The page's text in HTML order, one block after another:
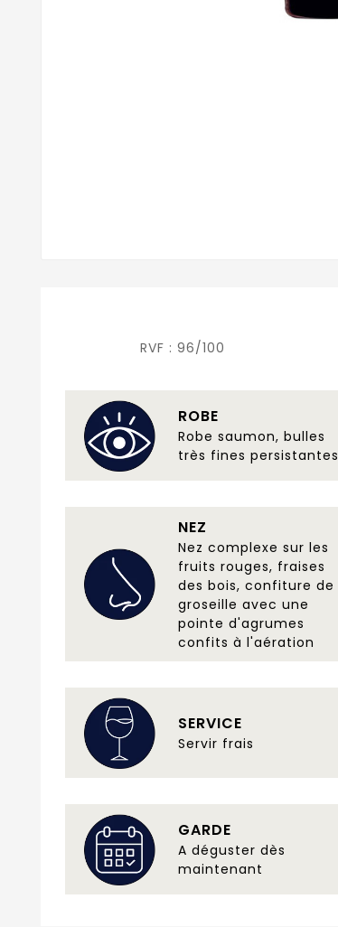
RVF : 96/100
ROBE
Robe saumon, bulles
très fines persistantes
NEZ
Nez complexe sur les
fruits rouges, fraises
des bois, confiture de
groseille avec une
pointe d'agrumes
confits à l'aération
SERVICE
Servir frais
GARDE
A déguster dès
maintenant